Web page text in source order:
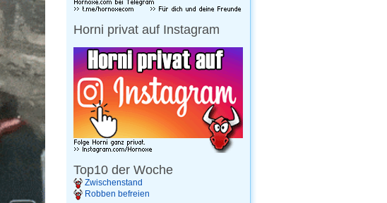
Horni privat auf Instagram
Top10 der Woche
Zwischenstand
Robben befreien